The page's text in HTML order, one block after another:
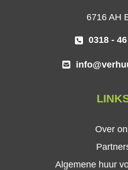
6716 AH
0318 -
Over
Algemene huur